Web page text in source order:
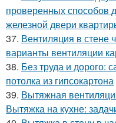
проверенных способов
железной двери
37. Вентиляция в стене
варианты вентиляции
38. Без труда и дорого:
потолка из гипсокартона
39. Вытяжная
Вытяжка на кухне: